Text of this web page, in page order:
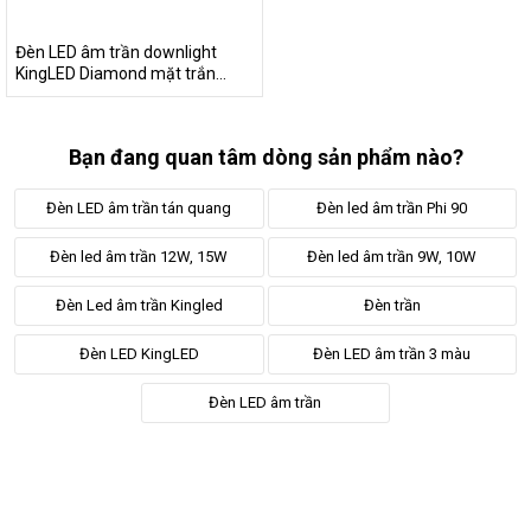
Đèn LED âm trần downlight
KingLED Diamond mặt trắn...
Bạn đang quan tâm dòng sản phẩm nào?
Đèn LED âm trần tán quang Đèn led âm trần Phi 90
Đèn led âm trần 12W, 15W Đèn led âm trần 9W, 10W
Đèn Led âm trần Kingled Đèn trần
Đèn LED KingLED Đèn LED âm trần 3 màu
Đèn LED âm trần